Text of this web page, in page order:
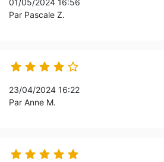
Par Pascale Z.
    
23/04/2024 16:22
Par Anne M.
    